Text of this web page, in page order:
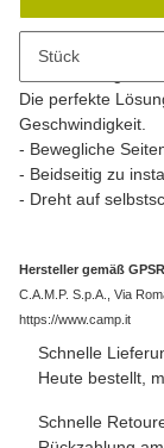
Stück
Die perfekte
Geschwindigkeit.
- Bewegliche
- Beidseitig zu
- Dreht auf
Hersteller gemäß GPSR
C.A.M.P. S.p.A., Via
https://www.camp.it
Schnelle
Heute bestellt,
Schnelle